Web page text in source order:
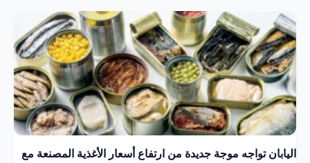
اليابان تواجه موجة جديدة من ارتفاع أسعار الأغذية المصنعة مع